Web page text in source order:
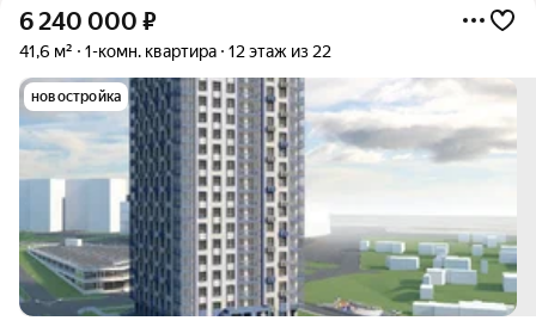
6 240 000 ₽
41,6 м² 1-комн. квартира 12 этаж из 22
новостройка